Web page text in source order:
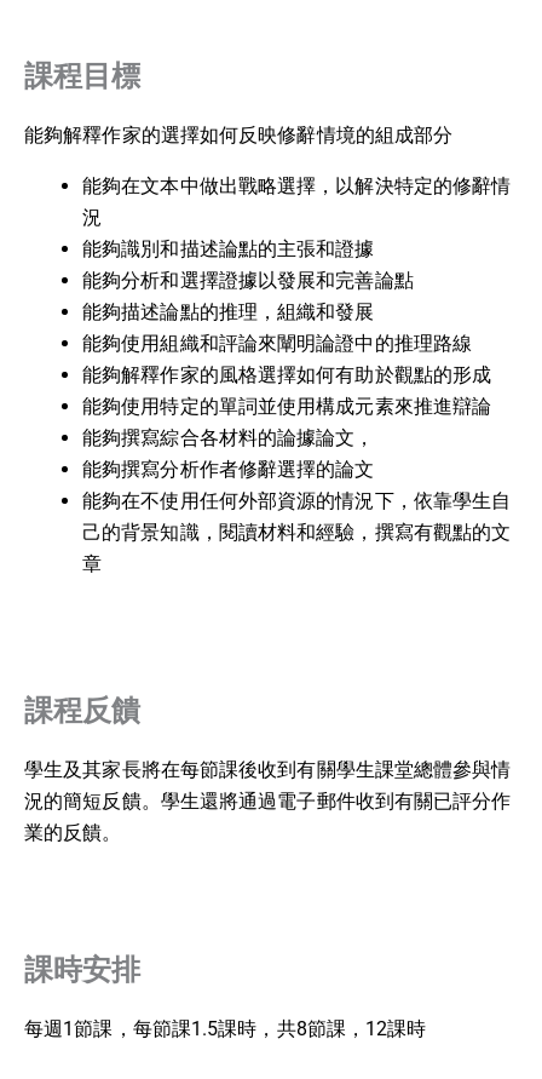
課程目標
能夠解釋作家的選擇如何反映修辭情境的組成部分
能夠在文本中做出戰略選擇，以解決特定的修辭情
況
能夠識別和描述論點的主張和證據
能夠分析和選擇證據以發展和完善論點
能夠描述論點的推理，組織和發展
能夠使用組織和評論來闡明論證中的推理路線
能夠解釋作家的風格選擇如何有助於觀點的形成
能夠使用特定的單詞並使用構成元素來推進辯論
能夠撰寫綜合各材料的論據論文，
能夠撰寫分析作者修辭選擇的論文
能夠在不使用任何外部資源的情況下，依靠學生自
己的背景知識，閱讀材料和經驗，撰寫有觀點的文
章
課程反饋
學生及其家長將在每節課後收到有關學生課堂總體參與情
況的簡短反饋。學生還將通過電子郵件收到有關已評分作
業的反饋。
課時安排
每週1節課，每節課1.5課時，共8節課，12課時